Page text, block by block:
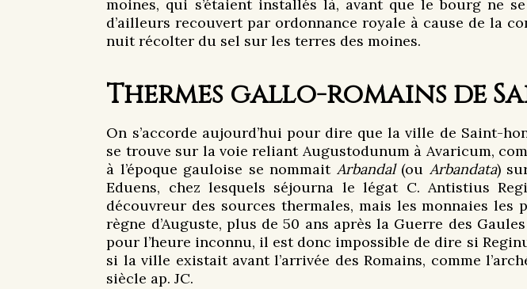
moines, qui s’étaient installés là, avant que le bourg ne
d’ailleurs recouvert par ordonnance royale à cause de la
nuit récolter du sel sur les terres des moines.
Thermes gallo-romains de
On s’accorde aujourd’hui pour dire que la ville de Saint-
se trouve sur la voie reliant Augustodunum à Avaricum,
à l’époque gauloise se nommait Arbandal(ou Arbandata)
Eduens, chez lesquels séjourna le légat C. Antistius
découvreur des sources thermales, mais les monnaies
règne d’Auguste, plus de 50 ans après la Guerre des
pour l’heure inconnu, il est donc impossible de dire si
si la ville existait avant l’arrivée des Romains, comme
siècle ap. JC.